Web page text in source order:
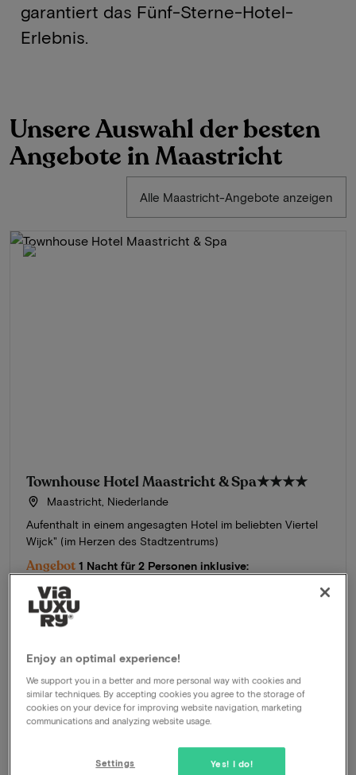
garantiert das Fünf-Sterne-Hotel-
Erlebnis.
Unsere Auswahl der besten
Angebote in Maastricht
Alle Maastricht-Angebote anzeigen
Townhouse Hotel Maastricht & Spa★★★★
Maastricht, Niederlande
Aufenthalt in einem angesagten Hotel im beliebten Viertel
Wijck" (im Herzen des Stadtzentrums)
Angebot 1 Nacht für 2 Personen inklusive:
Frühstücksbuffet
Zimmer-Upgrade
Spätes Auschecken
-41%
Ab
246
145
Ihr maximaler Rabatt
Ansehen
Exkl. Kurtaxe und Verwaltungskosten
Enjoy an optimal experience!
We support you in a better and more personal way with cookies and
similar techniques. By accepting cookies you agree to the storage of
cookies on your device for improving website navigation, marketing
communications and analyzing website usage.
Yes! I do!
Settings